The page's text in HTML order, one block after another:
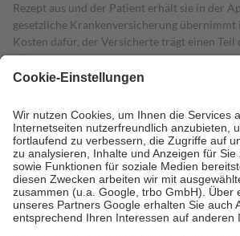
Rezept aus und der Patient erhält sie in der
gesetzliche Krankenversicherung übernimmt
Kosten dafür, der Versicherte trägt einen Teil
mit.
Grundsätzlich leisten Mitglieder Zuzahlungen
höchstens zehn Euro.
Es sind jedoch nie
Kosten der Leistung zu entrichten.
Diese Regeln gelten grundsätzlich auch für
Bei Heilmitteln und häuslicher
Zuzahlung zehn Prozent der Kosten sowie
Verordnung.
Um das Engagement der Versicherten für ihre
stärken und die besondere Stellung der